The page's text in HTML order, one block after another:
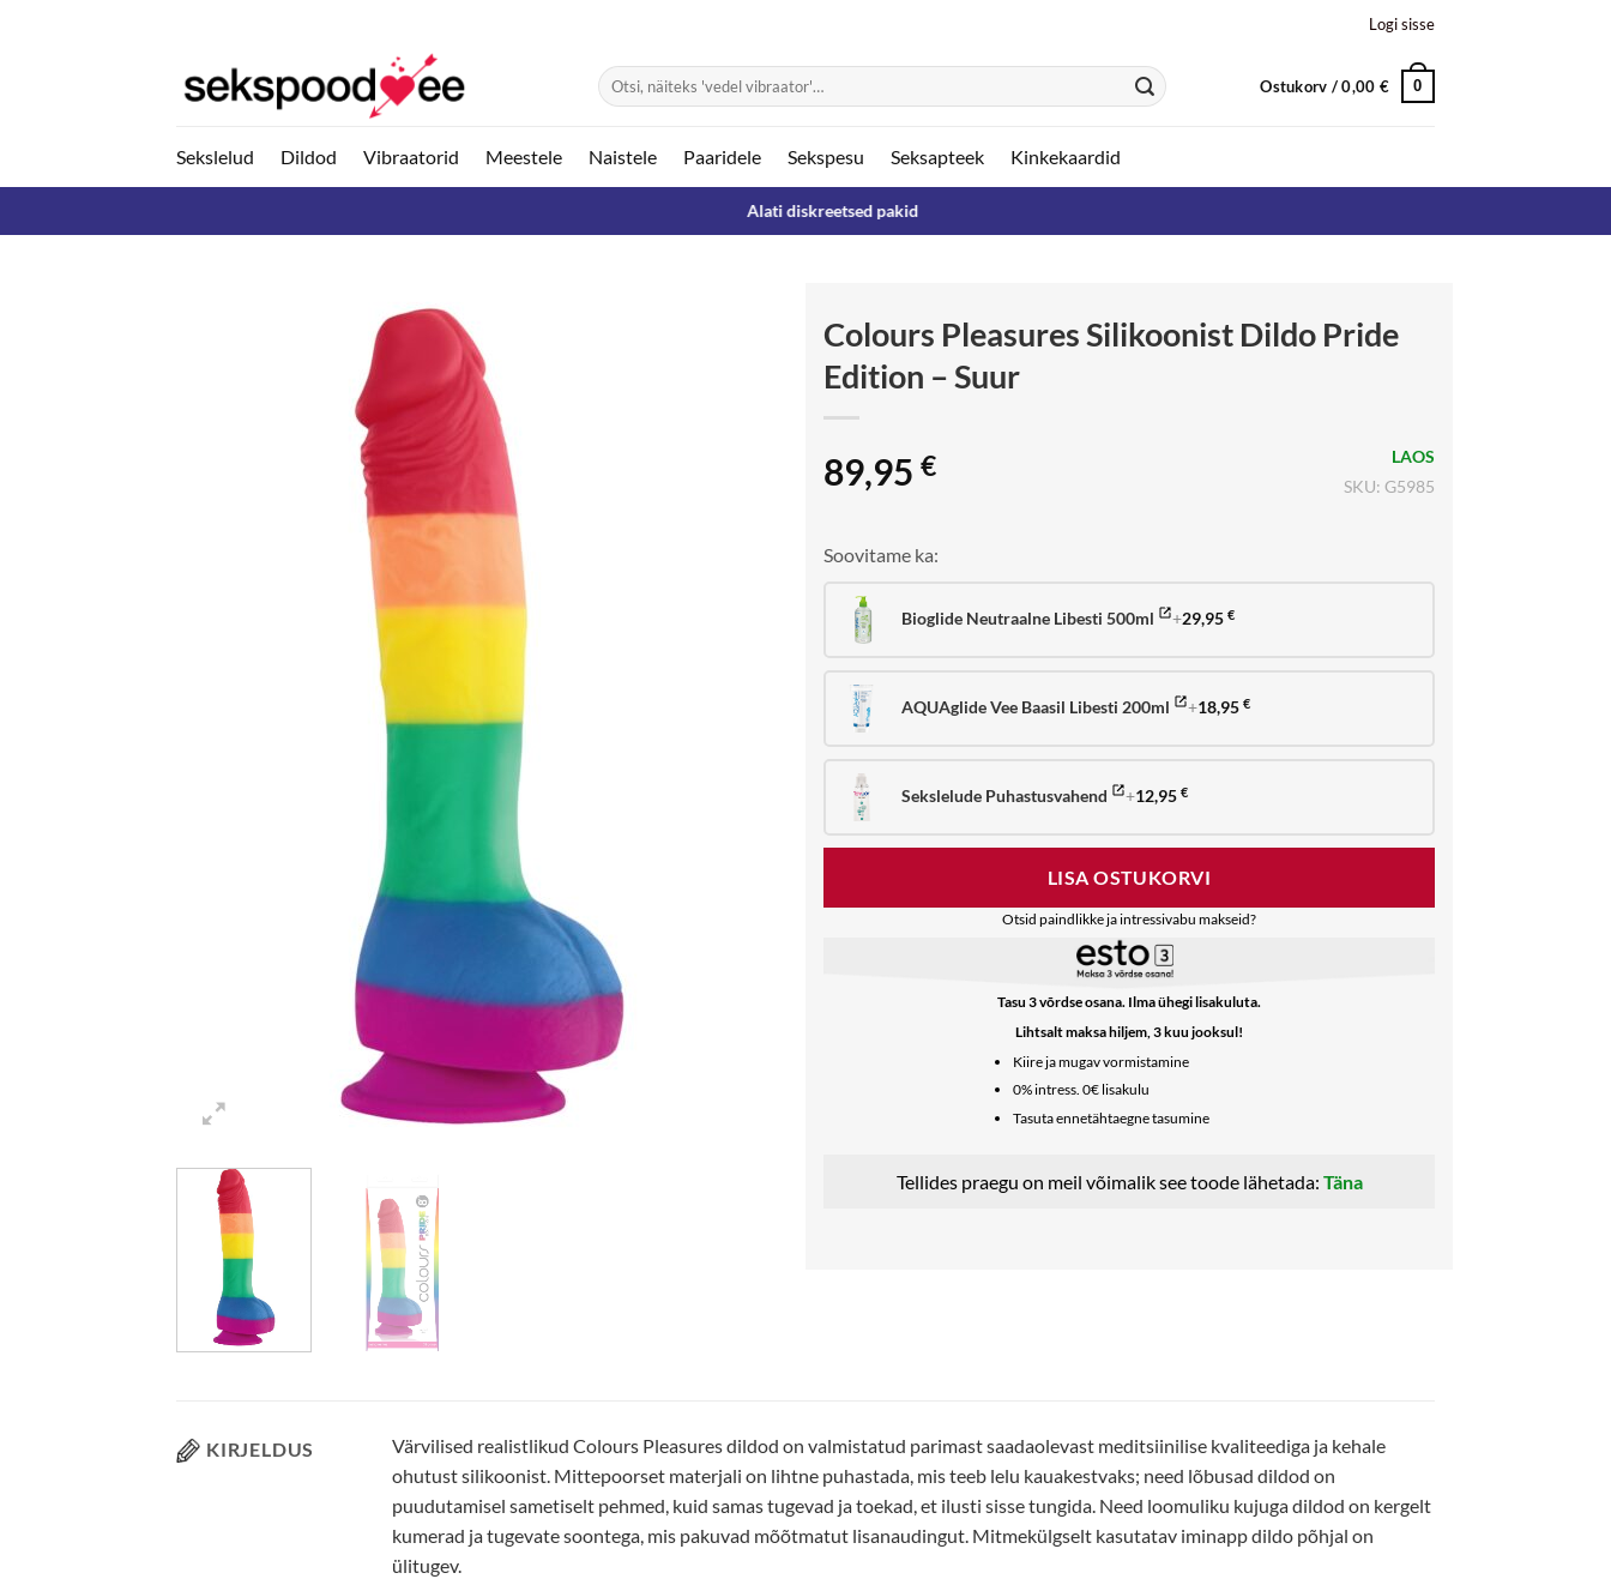
Logi sisse
Otsi: Ostukorv /0,00 € 0
Sekslelud Dildod Vibraatorid Meestele Naistele Paaridele Sekspesu Seksapteek Kinkekaardid
Alati diskreetsed pakid
Colours Pleasures Silikoonist Dildo Pride
Edition – Suur
89,95 €
LAOS
SKU: G5985
Soovitame ka:
Bioglide Neutraalne Libesti 500ml +29,95 €
AQUAglide Vee Baasil Libesti 200ml +18,95 €
Sekslelude Puhastusvahend +12,95 €
LISA OSTUKORVI
Otsid paindlikke ja intressivabu makseid?
Tasu 3 võrdse osana. Ilma ühegi lisakuluta.
Lihtsalt maksa hiljem, 3 kuu jooksul!
Kiire ja mugav vormistamine
0% intress. 0€ lisakulu
Tasuta ennetähtaegne tasumine
Tellides praegu on meil võimalik see toode lähetada: Täna
KIRJELDUS
Värvilised realistlikud Colours Pleasures dildod on valmistatud parimast saadaolevast meditsiinilise kvaliteediga ja kehale
ohutust silikoonist. Mittepoorset materjali on lihtne puhastada, mis teeb lelu kauakestvaks; need lõbusad dildod on
puudutamisel sametiselt pehmed, kuid samas tugevad ja toekad, et ilusti sisse tungida. Need loomuliku kujuga dildod on kergelt
kumerad ja tugevate soontega, mis pakuvad mõõtmatut lisanaudingut. Mitmekülgselt kasutatav iminapp dildo põhjal on
ülitugev.